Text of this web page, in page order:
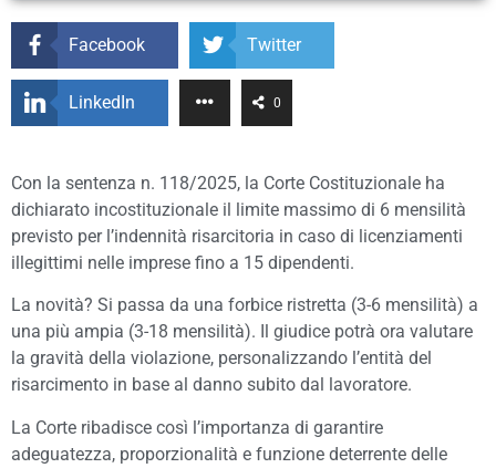
Facebook Twitter
LinkedIn 0
Con la sentenza n. 118/2025, la Corte Costituzionale ha
dichiarato incostituzionale il limite massimo di 6 mensilità
previsto per l’indennità risarcitoria in caso di licenziamenti
illegittimi nelle imprese fino a 15 dipendenti.
La novità? Si passa da una forbice ristretta (3-6 mensilità) a
una più ampia (3-18 mensilità). Il giudice potrà ora valutare
la gravità della violazione, personalizzando l’entità del
risarcimento in base al danno subito dal lavoratore.
La Corte ribadisce così l’importanza di garantire
adeguatezza, proporzionalità e funzione deterrente delle